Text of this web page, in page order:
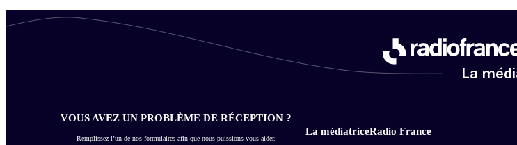
La
VOUS AVEZ UN PROBLÈME DE RÉCEPTION ?
Remplissez l’un de nos formulaires afin que nous puissions vous aider.
La médiatriceRadio France